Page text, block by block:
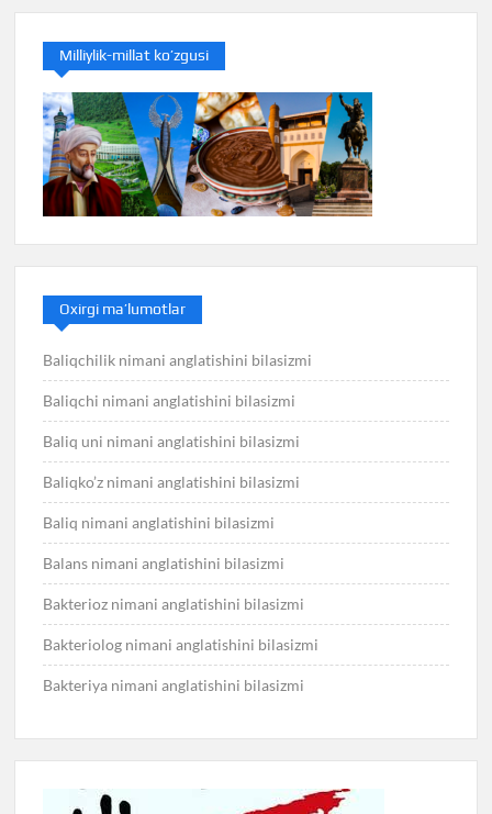
Milliylik-millat ko’zgusi
Oxirgi ma’lumotlar
Baliqchilik nimani anglatishini bilasizmi
Baliqchi nimani anglatishini bilasizmi
Baliq uni nimani anglatishini bilasizmi
Baliqko’z nimani anglatishini bilasizmi
Baliq nimani anglatishini bilasizmi
Balans nimani anglatishini bilasizmi
Bakterioz nimani anglatishini bilasizmi
Bakteriolog nimani anglatishini bilasizmi
Bakteriya nimani anglatishini bilasizmi